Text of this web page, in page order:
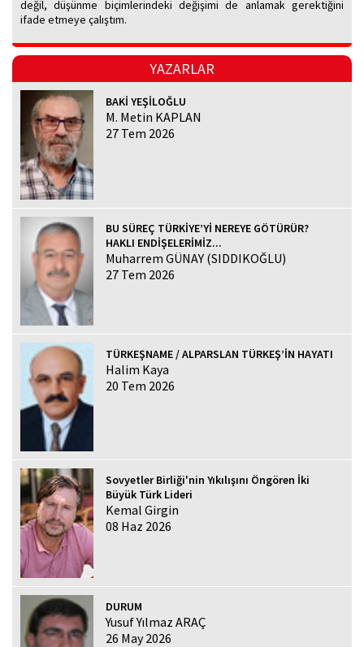
değil, düşünme biçimlerindeki değişimi de anlamak gerektiğini
ifade etmeye çalıştım.
YAZARLAR
BAKİ YEŞİLOĞLU
M. Metin KAPLAN
27 Tem 2026
BU SÜREÇ TÜRKİYE’Yİ NEREYE GÖTÜRÜR?
HAKLI ENDİŞELERİMİZ...
Muharrem GÜNAY (SIDDIKOĞLU)
27 Tem 2026
TÜRKEŞNAME / ALPARSLAN TÜRKEŞ’İN HAYATI
Halim Kaya
20 Tem 2026
Sovyetler Birliği'nin Yıkılışını Öngören İki
Büyük Türk Lideri
Kemal Girgin
08 Haz 2026
DURUM
Yusuf Yılmaz ARAÇ
26 May 2026